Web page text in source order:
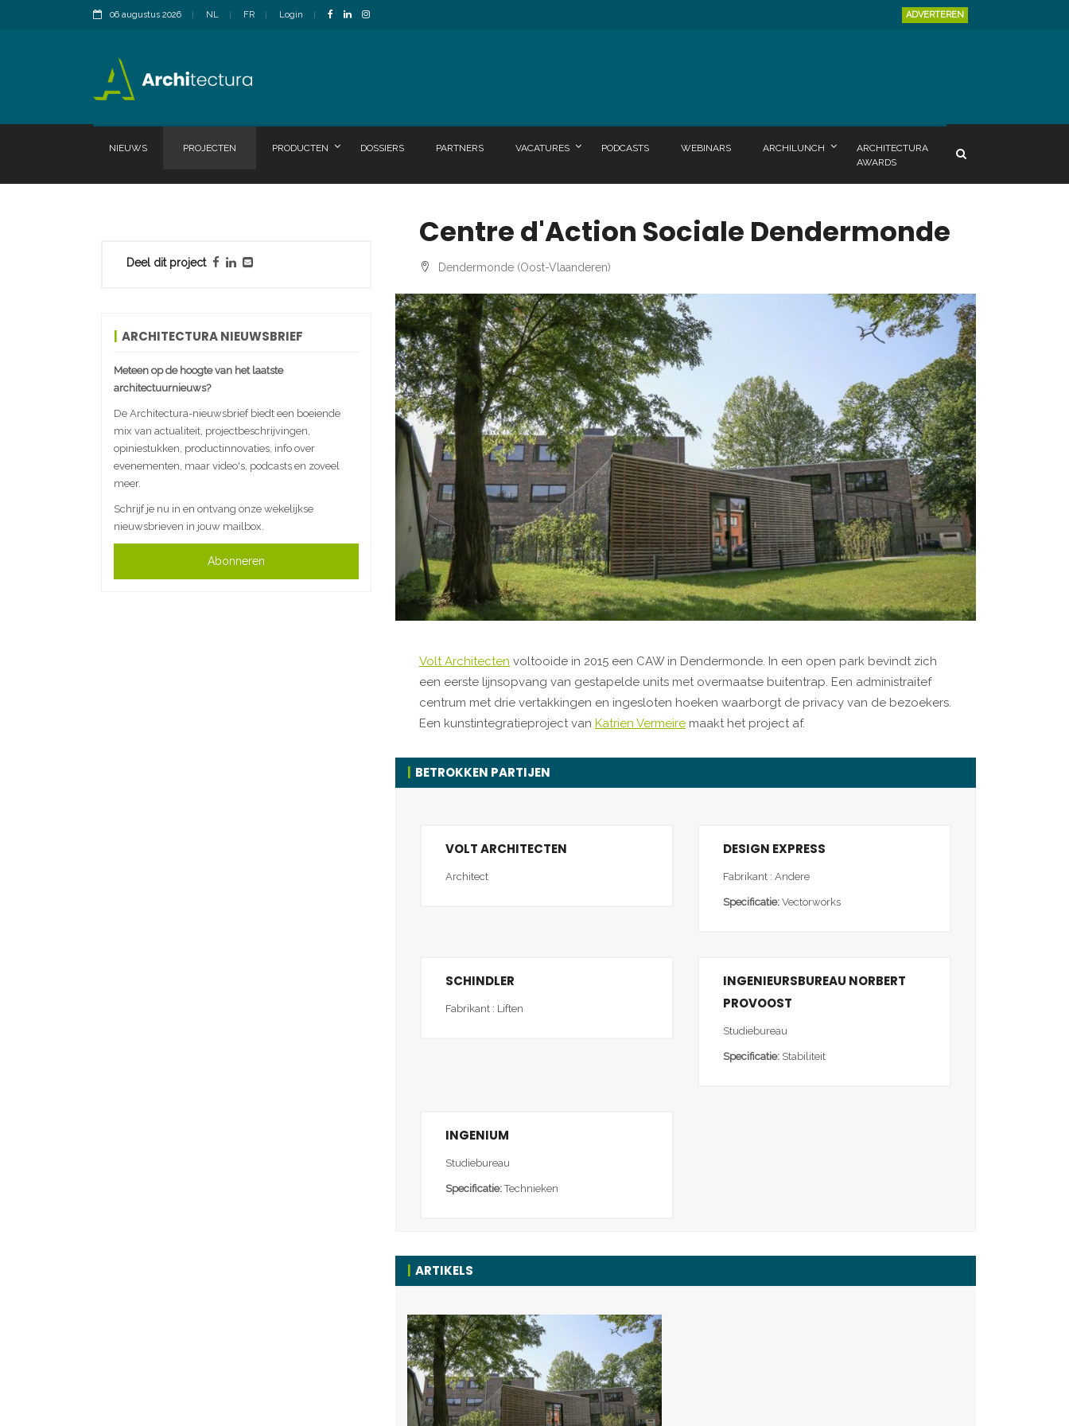
06 augustus 2026 NL FR Login ADVERTEREN
NIEUWS PROJECTEN PRODUCTEN DOSSIERS PARTNERS VACATURES PODCASTS WEBINARS ARCHILUNCH
ARCHITECTURA
AWARDS
Deel dit project
ARCHITECTURA NIEUWSBRIEF
Meteen op de hoogte van het laatste
architectuurnieuws?
De Architectura-nieuwsbrief biedt een boeiende
mix van actualiteit, projectbeschrijvingen,
opiniestukken, productinnovaties, info over
evenementen, maar video's, podcasts en zoveel
meer.
Schrijf je nu in en ontvang onze wekelijkse
nieuwsbrieven in jouw mailbox.
Abonneren
Centre d'Action Sociale Dendermonde
Dendermonde (Oost-Vlaanderen)
Volt Architecten voltooide in 2015 een CAW in Dendermonde. In een open park bevindt zich
een eerste lijnsopvang van gestapelde units met overmaatse buitentrap. Een administraitef
centrum met drie vertakkingen en ingesloten hoeken waarborgt de privacy van de bezoekers.
Een kunstintegratieproject van Katrien Vermeire maakt het project af.
BETROKKEN PARTIJEN
VOLT ARCHITECTEN
Architect
DESIGN EXPRESS
Fabrikant : Andere
Specificatie: Vectorworks
SCHINDLER
Fabrikant : Liften
INGENIEURSBUREAU NORBERT
PROVOOST
Studiebureau
Specificatie: Stabiliteit
INGENIUM
Studiebureau
Specificatie:Technieken
ARTIKELS